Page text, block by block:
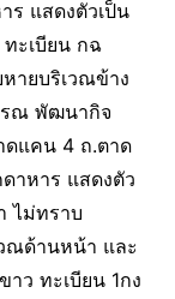
ร แสดงตัวเป็น
ทะเบียน กฉ
ายบริเวณข้าง
รณ พัฒนากิจ
แคน 4 ถ.ตาด
าหาร แสดงตัว
ไม่ทราบ
ณด้านหน้า และ
ว ทะเบียน 1กง